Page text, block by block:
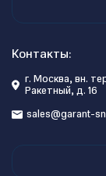
Контакты:
г. Москва, вн.
Ракетный, д. 16
sales@garant-